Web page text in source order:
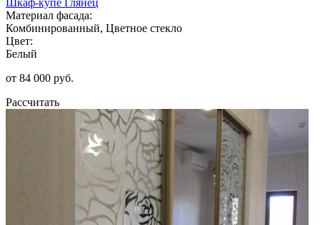
Материал фасада:
Комбинированный, Цветное стекло
Цвет:
Белый
от 84 000 руб.
Рассчитать